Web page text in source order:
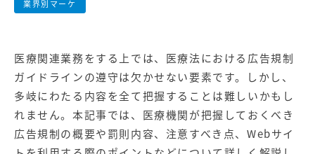
Leadplus One
ボード
マーケティングサービスの製品
【店舗型ビジネス向け】エリ
ア
マーケティングサービス
【金融機関向け】マーケティ
ング
サービス
業界別マーケ
医療関連業務をする上では、医療法における広告規制
ガイドラインの遵守は欠かせない要素です。しかし、
多岐にわたる内容を全て把握することは難しいかもし
れません。本記事では、医療機関が把握しておくべき
広告規制の概要や罰則内容、注意すべき点、Webサイ